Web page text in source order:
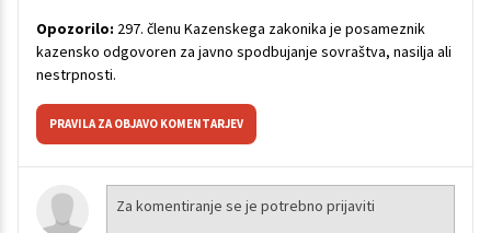
Opozorilo: 297. členu Kazenskega zakonika je posameznik
kazensko odgovoren za javno spodbujanje sovraštva, nasilja ali
nestrpnosti.
PRAVILA ZA OBJAVO KOMENTARJEV